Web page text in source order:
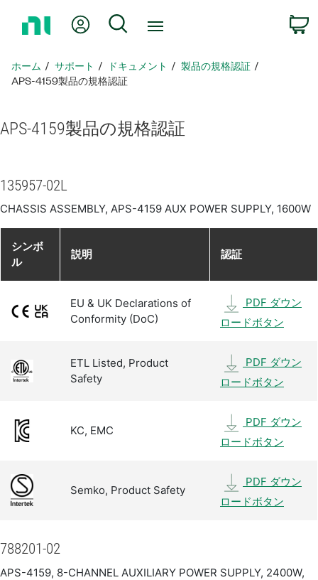
ペ
ー
戻
Myアカウント
検索
ホーム サポート ドキュメント
製品​の​規格​認証
APS-4159製品​の​規格​認証
APS-4159製品​の​規格​認証
135957-02L
CHASSIS ASSEMBLY, APS-4159 AUX POWER SUPPLY, 1600W
シンボ
ル
説明 認証
EU & UK Declarations of
Conformity (DoC)
PDF ダウン
ロードボタン
ETL Listed, Product
Safety
PDF ダウン
ロードボタン
KC, EMC
PDF ダウン
ロードボタン
Semko, Product Safety
PDF ダウン
ロードボタン
788201-02
APS-4159, 8-CHANNEL AUXILIARY POWER SUPPLY, 2400W,